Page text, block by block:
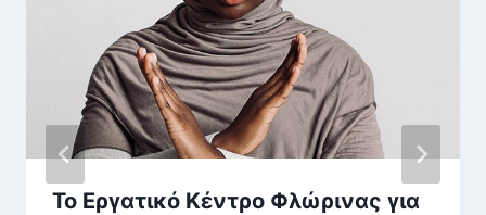
Το Εργατικό Κέντρο Φλώρινας για